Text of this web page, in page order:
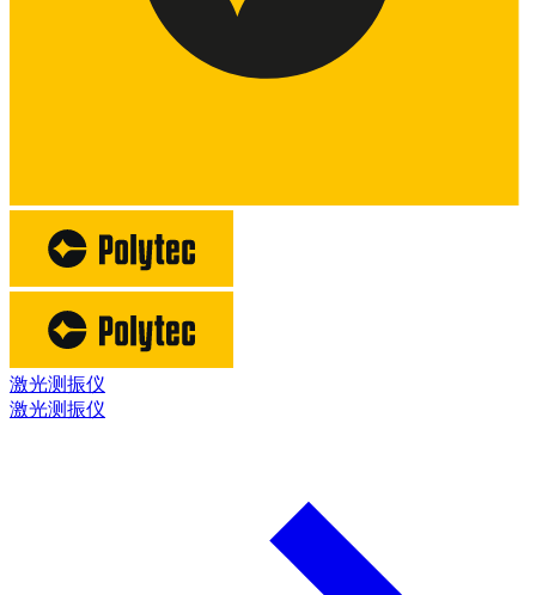
激光测振仪
激光测振仪